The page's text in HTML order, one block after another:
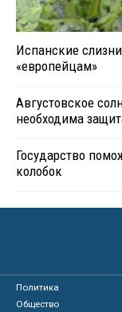
Испанские
«европейцам»
Августовское
необходима
Государство
колобок
Политика
Общество